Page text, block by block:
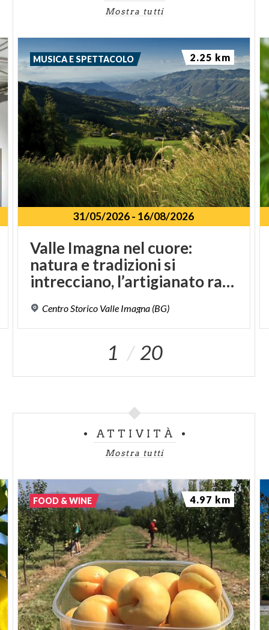
Mostra tutti
31/05/2026- 16/08/2026
Valle Imagna nel cuore:
natura e tradizioni si
intrecciano, l’artigianato racconta storie autentiche
CentroStorico Valle Imagna (BG)
MUSICA E SPETTACOLO 2.25 km
1 20
ATTIVITÀ
Mostra tutti
FOOD & WINE 4.97 km